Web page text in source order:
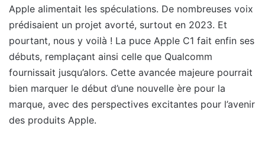
Apple alimentait les spéculations. De nombreuses voix
prédisaient un projet avorté, surtout en 2023. Et
pourtant, nous y voilà ! La puce Apple C1 fait enfin ses
débuts, remplaçant ainsi celle que Qualcomm
fournissait jusqu’alors. Cette avancée majeure pourrait
bien marquer le début d’une nouvelle ère pour la
marque, avec des perspectives excitantes pour l’avenir
des produits Apple.